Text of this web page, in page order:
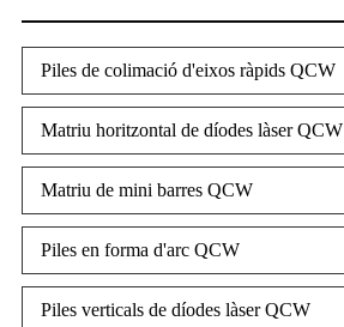
Piles de colimació d'eixos ràpids QCW
Matriu horitzontal de díodes làser QCW
Matriu de mini barres QCW
Piles en forma d'arc QCW
Piles verticals de díodes làser QCW